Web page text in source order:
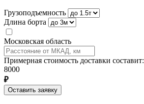
Грузоподъемность
Длина борта
Московская область
Примерная стоимость доставки составит:
8000
₽
Оставить заявку